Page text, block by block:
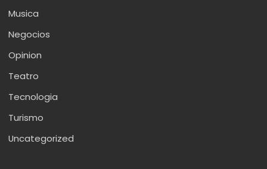
Musica
Negocios
Opinion
Teatro
Tecnologia
Turismo
Uncategorized